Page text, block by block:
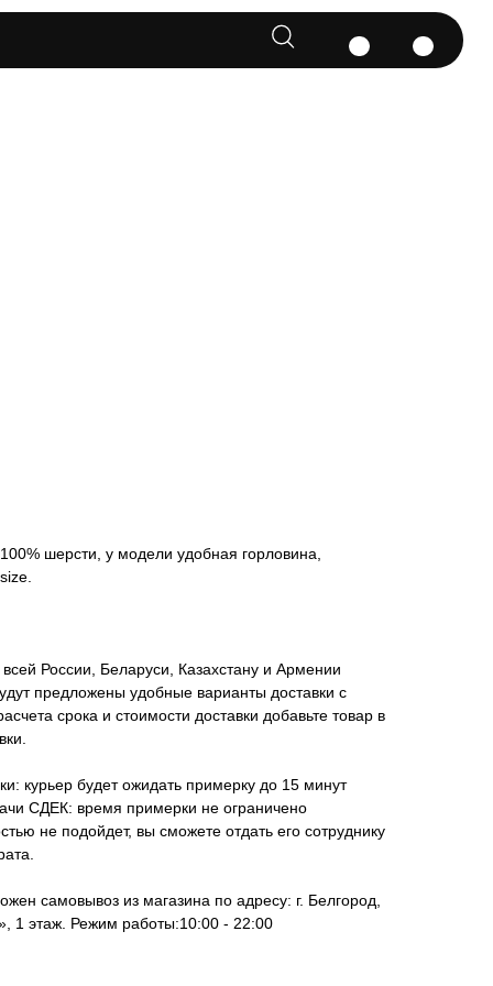
шерсти, у модели удобная горловина,
России, Беларуси, Казахстану и Армении
предложены удобные варианты доставки с
срока и стоимости доставки добавьте товар в
курьер будет ожидать примерку до 15 минут
СДЕК: время примерки не ограничено
не подойдет, вы сможете отдать его сотруднику
самовывоз из магазина по адресу: г. Белгород,
1 этаж. Режим работы:10:00 - 22:00